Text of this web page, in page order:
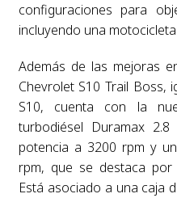
configuraciones para
incluyendo una
Además de las mejoras
Chevrolet S10 Trail Boss,
S10, cuenta con la
turbodiésel Duramax
potencia a 3200 rpm y
rpm, que se destaca por
Está asociado a una caja